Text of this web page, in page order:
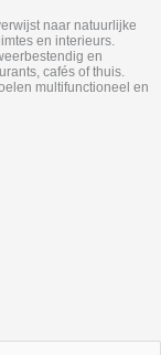
naar natuurlijke
en interieurs.
en
cafés of thuis.
multifunctioneel en